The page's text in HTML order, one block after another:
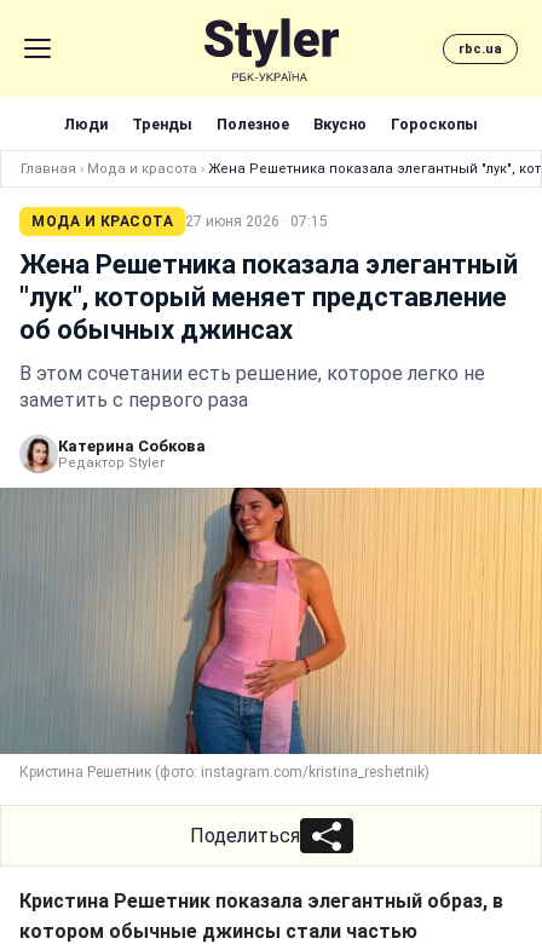
rbc.ua
Люди Тренды Полезное Вкусно Гороскопы
Главная › Мода и красота › Жена Решетника показала элегантный "лук",
МОДА И КРАСОТА 27 июня 2026 · 07:15
Жена Решетника показала элегантный
"лук", который меняет представление
об обычных джинсах
В этом сочетании есть решение, которое легко не
заметить с первого раза
Катерина Собкова
Редактор Styler
Кристина Решетник (фото: instagram.com/kristina_reshetnik)
Поделиться
Кристина Решетник показала элегантный образ, в
котором обычные джинсы стали частью